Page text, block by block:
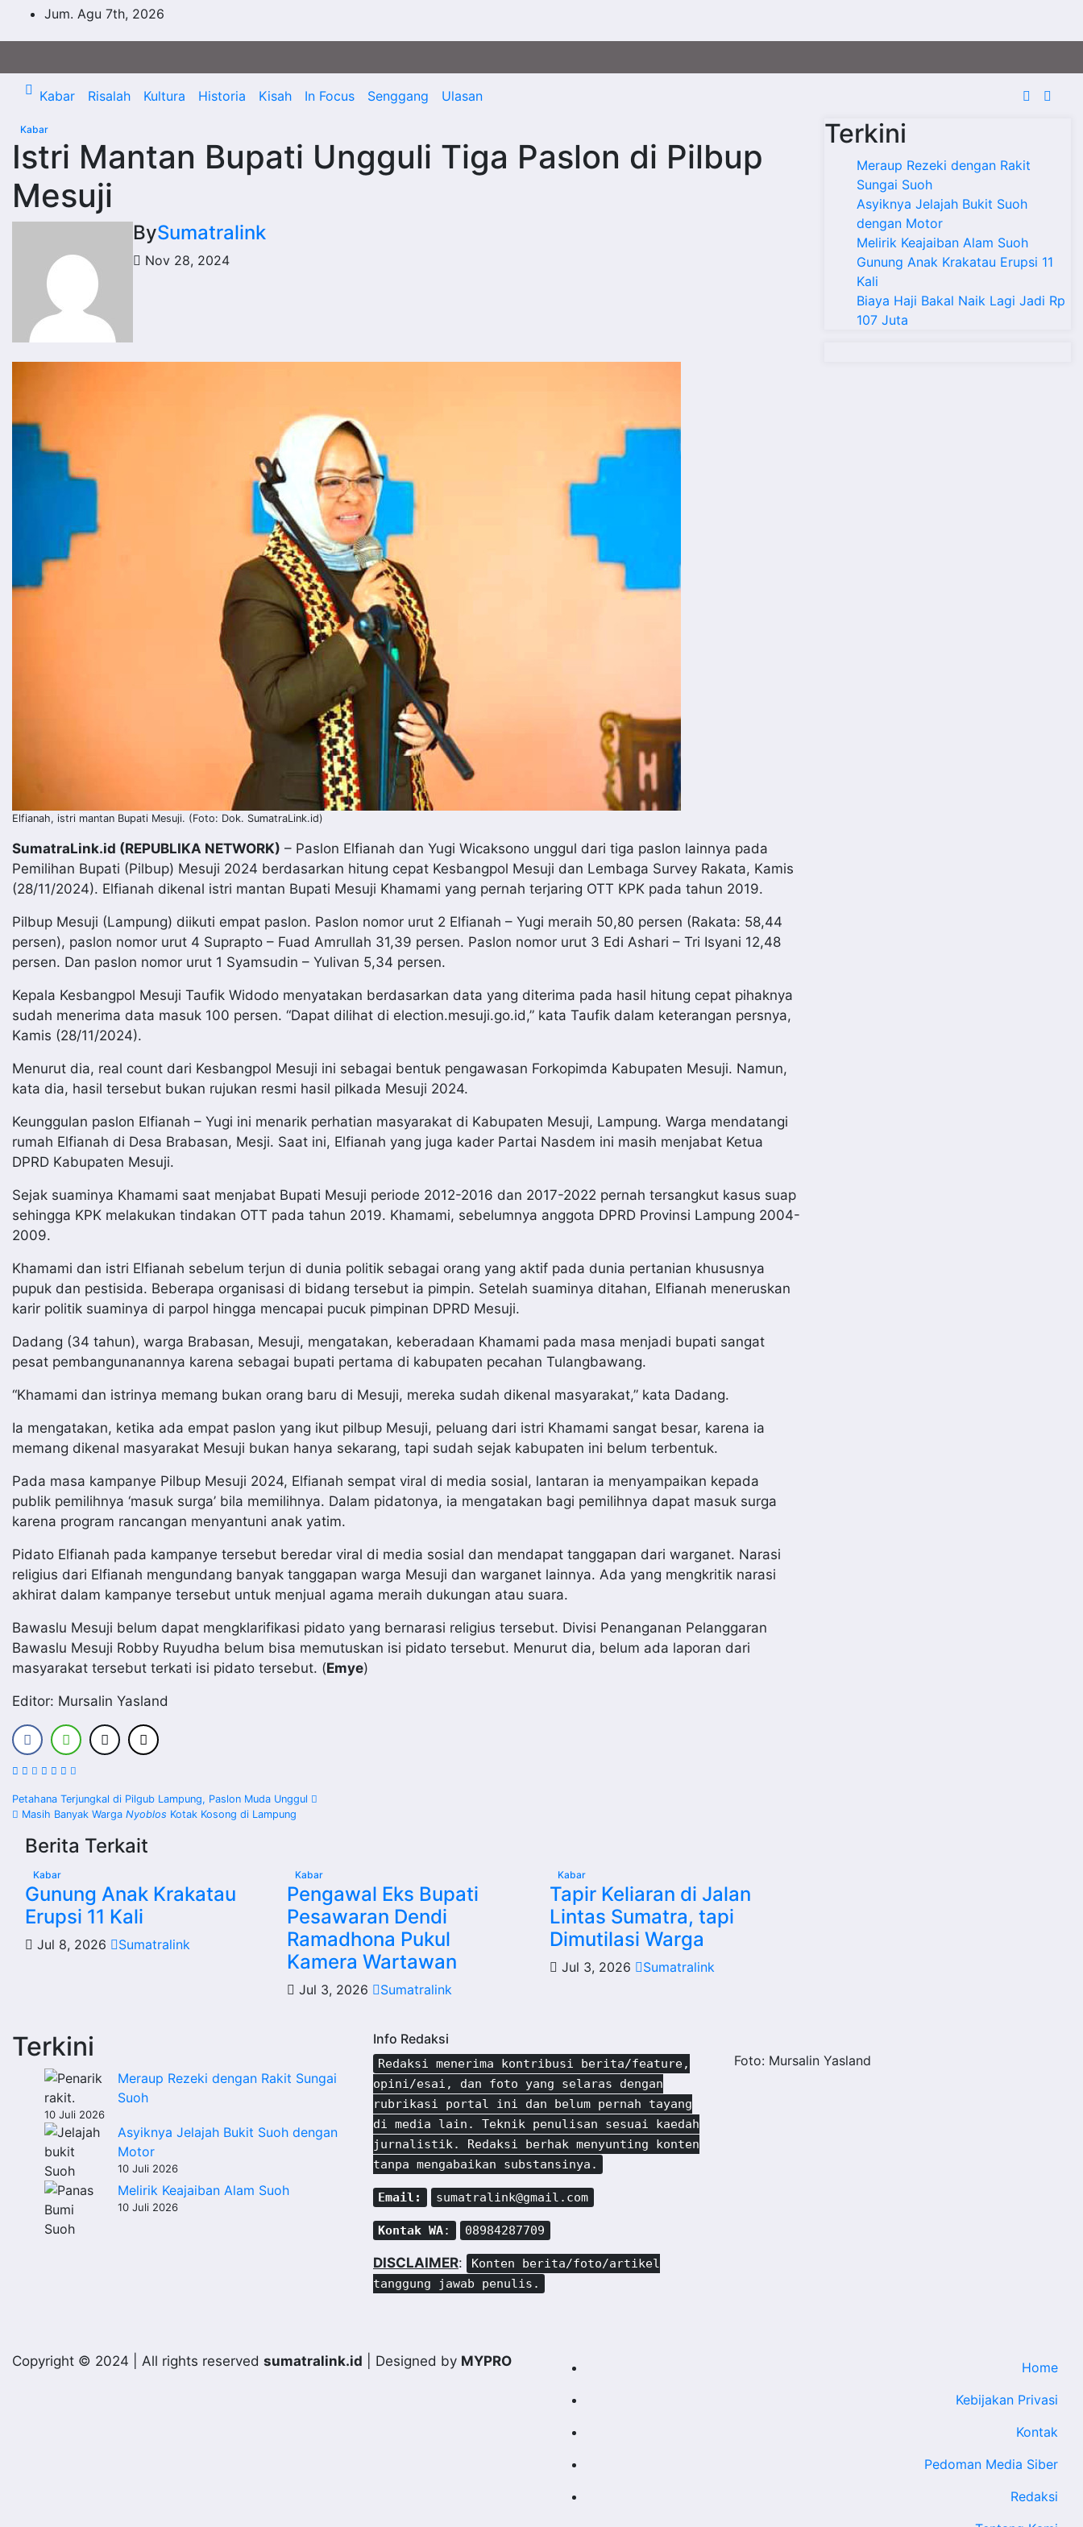
Jum. Agu 7th, 2026
Kabar Risalah Kultura Historia Kisah In Focus Senggang Ulasan
Kabar
Istri Mantan Bupati Ungguli Tiga Paslon di Pilbup
Mesuji
BySumatralink
Nov 28, 2024
Elfianah, istri mantan Bupati Mesuji. (Foto: Dok. SumatraLink.id)
SumatraLink.id (REPUBLIKA NETWORK) – Paslon Elfianah dan Yugi Wicaksono unggul dari tiga paslon lainnya pada
Pemilihan Bupati (Pilbup) Mesuji 2024 berdasarkan hitung cepat Kesbangpol Mesuji dan Lembaga Survey Rakata, Kamis
(28/11/2024). Elfianah dikenal istri mantan Bupati Mesuji Khamami yang pernah terjaring OTT KPK pada tahun 2019.
Pilbup Mesuji (Lampung) diikuti empat paslon. Paslon nomor urut 2 Elfianah – Yugi meraih 50,80 persen (Rakata: 58,44
persen), paslon nomor urut 4 Suprapto – Fuad Amrullah 31,39 persen. Paslon nomor urut 3 Edi Ashari – Tri Isyani 12,48
persen. Dan paslon nomor urut 1 Syamsudin – Yulivan 5,34 persen.
Kepala Kesbangpol Mesuji Taufik Widodo menyatakan berdasarkan data yang diterima pada hasil hitung cepat pihaknya
sudah menerima data masuk 100 persen. “Dapat dilihat di election.mesuji.go.id,” kata Taufik dalam keterangan persnya,
Kamis (28/11/2024).
Menurut dia, real count dari Kesbangpol Mesuji ini sebagai bentuk pengawasan Forkopimda Kabupaten Mesuji. Namun,
kata dia, hasil tersebut bukan rujukan resmi hasil pilkada Mesuji 2024.
Keunggulan paslon Elfianah – Yugi ini menarik perhatian masyarakat di Kabupaten Mesuji, Lampung. Warga mendatangi
rumah Elfianah di Desa Brabasan, Mesji. Saat ini, Elfianah yang juga kader Partai Nasdem ini masih menjabat Ketua
DPRD Kabupaten Mesuji.
Sejak suaminya Khamami saat menjabat Bupati Mesuji periode 2012-2016 dan 2017-2022 pernah tersangkut kasus suap
sehingga KPK melakukan tindakan OTT pada tahun 2019. Khamami, sebelumnya anggota DPRD Provinsi Lampung 2004-
2009.
Khamami dan istri Elfianah sebelum terjun di dunia politik sebagai orang yang aktif pada dunia pertanian khususnya
pupuk dan pestisida. Beberapa organisasi di bidang tersebut ia pimpin. Setelah suaminya ditahan, Elfianah meneruskan
karir politik suaminya di parpol hingga mencapai pucuk pimpinan DPRD Mesuji.
Dadang (34 tahun), warga Brabasan, Mesuji, mengatakan, keberadaan Khamami pada masa menjadi bupati sangat
pesat pembangunanannya karena sebagai bupati pertama di kabupaten pecahan Tulangbawang.
“Khamami dan istrinya memang bukan orang baru di Mesuji, mereka sudah dikenal masyarakat,” kata Dadang.
Ia mengatakan, ketika ada empat paslon yang ikut pilbup Mesuji, peluang dari istri Khamami sangat besar, karena ia
memang dikenal masyarakat Mesuji bukan hanya sekarang, tapi sudah sejak kabupaten ini belum terbentuk.
Pada masa kampanye Pilbup Mesuji 2024, Elfianah sempat viral di media sosial, lantaran ia menyampaikan kepada
publik pemilihnya ‘masuk surga’ bila memilihnya. Dalam pidatonya, ia mengatakan bagi pemilihnya dapat masuk surga
karena program rancangan menyantuni anak yatim.
Pidato Elfianah pada kampanye tersebut beredar viral di media sosial dan mendapat tanggapan dari warganet. Narasi
religius dari Elfianah mengundang banyak tanggapan warga Mesuji dan warganet lainnya. Ada yang mengkritik narasi
akhirat dalam kampanye tersebut untuk menjual agama meraih dukungan atau suara.
Bawaslu Mesuji belum dapat mengklarifikasi pidato yang bernarasi religius tersebut. Divisi Penanganan Pelanggaran
Bawaslu Mesuji Robby Ruyudha belum bisa memutuskan isi pidato tersebut. Menurut dia, belum ada laporan dari
masyarakat tersebut terkati isi pidato tersebut. (Emye)
Editor: Mursalin Yasland
Navigasi
pos
Petahana Terjungkal di Pilgub Lampung, Paslon Muda Unggul
Masih Banyak Warga Nyoblos Kotak Kosong di Lampung
Berita Terkait
Kabar
Gunung Anak Krakatau
Erupsi 11 Kali
Jul 8, 2026 Sumatralink
Kabar
Pengawal Eks Bupati
Pesawaran Dendi
Ramadhona Pukul
Kamera Wartawan
Jul 3, 2026 Sumatralink
Kabar
Tapir Keliaran di Jalan
Lintas Sumatra, tapi
Dimutilasi Warga
Jul 3, 2026 Sumatralink
Terkini
Meraup Rezeki dengan Rakit
Sungai Suoh
Asyiknya Jelajah Bukit Suoh
dengan Motor
Melirik Keajaiban Alam Suoh
Gunung Anak Krakatau Erupsi 11
Kali
Biaya Haji Bakal Naik Lagi Jadi Rp
107 Juta
Terkini
Meraup Rezeki dengan Rakit Sungai
Suoh
10 Juli 2026
Asyiknya Jelajah Bukit Suoh dengan
Motor
10 Juli 2026
Melirik Keajaiban Alam Suoh
10 Juli 2026
Info Redaksi
Redaksi menerima kontribusi berita/feature,
opini/esai, dan foto yang selaras dengan
rubrikasi portal ini dan belum pernah tayang
di media lain. Teknik penulisan sesuai kaedah
jurnalistik. Redaksi berhak menyunting konten
tanpa mengabaikan substansinya.
Email: sumatralink@gmail.com
Kontak WA: 08984287709
DISCLAIMER:
Konten berita/foto/artikel
tanggung jawab penulis.
Foto: Mursalin Yasland
Copyright © 2024 | All rights reserved sumatralink.id | Designed by MYPRO
Home
Kebijakan Privasi
Kontak
Pedoman Media Siber
Redaksi